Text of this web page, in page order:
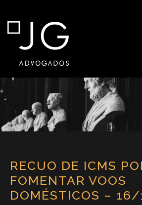
RECUO DE ICMS
FOMENTAR VOOS
DOMÉSTICOS –